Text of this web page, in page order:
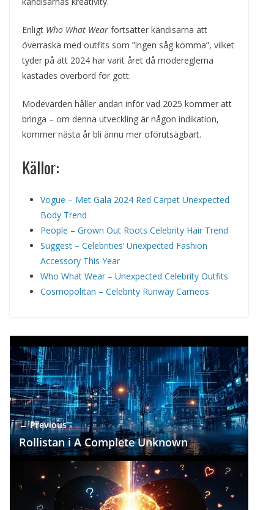
Enligt Who What Wear fortsätter kändisarna att
överraska med outfits som ”ingen såg komma”, vilket
tyder på att 2024 har varit året då modereglerna
kastades överbord för gott.
Modevärden håller andan inför vad 2025 kommer att
bringa – om denna utveckling är någon indikation,
kommer nästa år bli ännu mer oförutsägbart.
Källor:
Vogue – Met Gala 2024 Red Carpet Unexpected
Body Trend
People – Grown Out Roots Celebrity Hair Trend
Suggest – Celebrities’ Unexpected Fashion
Accessory This Year
Who What Wear – Unexpected Celebrity Outfits
Cosmopolitan – Celebrity Runway Cameos
← Previous
Rollistan i A Complete Unknown